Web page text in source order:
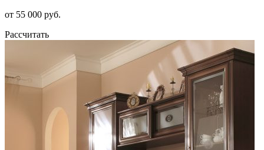
от 55 000 руб.
Рассчитать